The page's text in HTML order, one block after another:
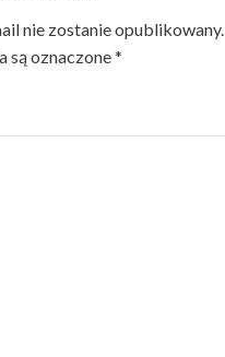
nie zostanie opublikowany.
są oznaczone*